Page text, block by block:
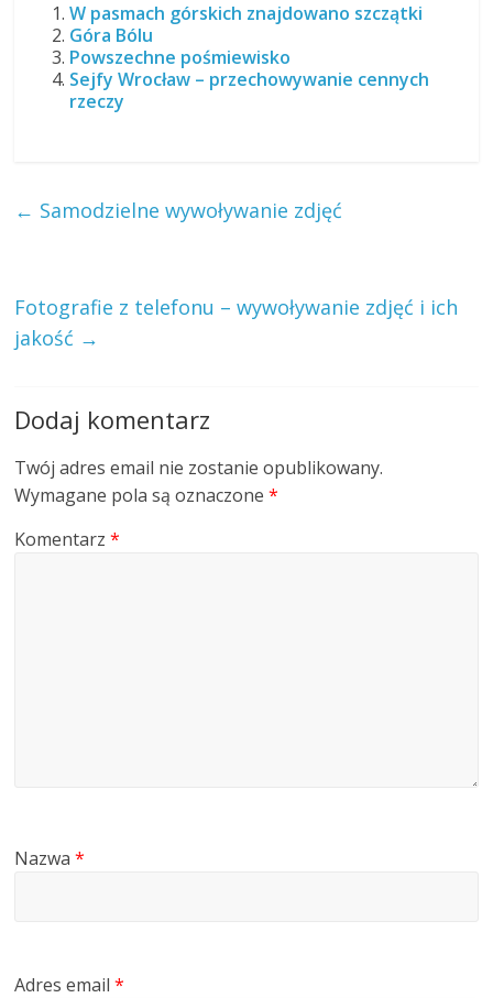
W pasmach górskich znajdowano szczątki
Góra Bólu
Powszechne pośmiewisko
Sejfy Wrocław – przechowywanie cennych
rzeczy
← Samodzielne wywoływanie zdjęć
Fotografie z telefonu – wywoływanie zdjęć i ich
jakość →
Dodaj komentarz
Twój adres email nie zostanie opublikowany.
Wymagane pola są oznaczone*
Komentarz*
Nazwa*
Adres email*